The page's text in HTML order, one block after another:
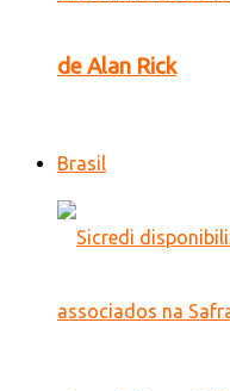
de Alan Rick
Brasil